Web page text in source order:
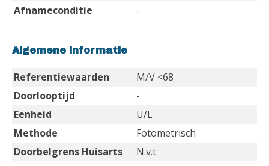
Afnameconditie -
Algemene informatie
Referentiewaarden
M/V <68
Doorlooptijd
-
Eenheid
U/L
Methode
Fotometrisch
Doorbelgrens Huisarts
N.v.t.